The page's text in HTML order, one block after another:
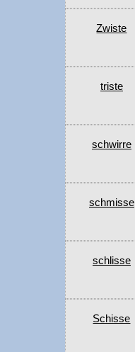
Zwiste
triste
schwirre
schmisse
schlisse
Schisse